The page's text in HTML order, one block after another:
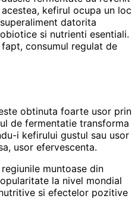
kefirul ocupa un loc
datorita
si nutrienti esentiali.
consumul regulat de
obtinuta foarte usor prin
de fermentatie transforma
i kefirului gustul sau usor
usor efervescenta.
muntoase din
la nivel mondial
si efectelor pozitive